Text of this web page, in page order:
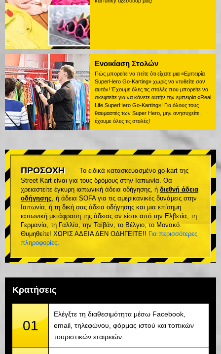
Ενοικίαση Στολών
Πώς μπορείτε να πείτε ότι είχατε μια «Εμπειρία
SuperHero Go-Karting» χωρίς να ντυθείτε σαν
αυτόν! Έχουμε όλες τις στολές που μπορείτε να
σκεφτείτε για να κάνετε αυτήν την εμπειρία «Real
Life SuperHero Go-Karting»! Για όλους τους
θαυμαστές των Super Hero, μην ανησυχείτε,
έχουμε όλες τις στολές!
ΠΡΟΣΟΧΗ
Το ειδικά κατασκευασμένο go-kart της
Street Kart είναι για τους δρόμους στην Ιαπωνία. Θα
χρειαστείτε έγκυρη ιαπωνική άδεια οδήγησης, ή διεθνή άδεια
οδήγησης, ή άδεια SOFA για τις αμερικανικές δυνάμεις στην
Ιαπωνία, ή τη δική σας άδεια οδήγησης και μια επίσημη
ιαπωνική μετάφραση της άδειας αν είστε από την Ελβετία, τη
Γερμανία, τη Γαλλία, την Ταϊβάν, το Βέλγιο, το Μονακό.
Θυμηθείτε! ΧΩΡΙΣ ΑΔΕΙΑ ΔΕΝ ΟΔΗΓΕΙΤΕ!! Για περισσότερες
πληροφορίες.
Κρατήσεις
01
Ελέγξτε τη διαθεσιμότητα μέσω Facebook,
email, τηλεφώνου, φόρμας ιστού και τοπικών
τουριστικών εταιρειών.